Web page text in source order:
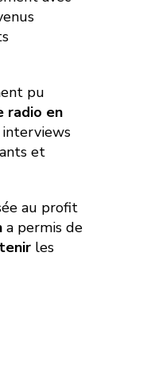
pu
radio en
et
au profit
a permis de
les